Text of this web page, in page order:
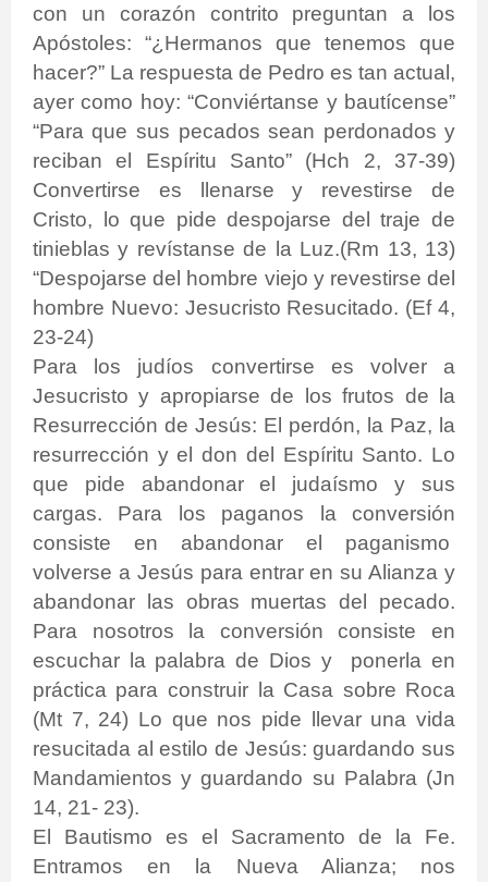
con un corazón contrito preguntan a los
Apóstoles: “¿Hermanos que tenemos que
hacer?” La respuesta de Pedro es tan actual,
ayer como hoy: “Conviértanse y bautícense”
“Para que sus pecados sean perdonados y
reciban el Espíritu Santo” (Hch 2, 37-39)
Convertirse es llenarse y revestirse de
Cristo, lo que pide despojarse del traje de
tinieblas y revístanse de la Luz.(Rm 13, 13)
“Despojarse del hombre viejo y revestirse del
hombre Nuevo: Jesucristo Resucitado. (Ef 4,
23-24)
Para los judíos convertirse es volver a
Jesucristo y apropiarse de los frutos de la
Resurrección de Jesús: El perdón, la Paz, la
resurrección y el don del Espíritu Santo. Lo
que pide abandonar el judaísmo y sus
cargas. Para los paganos la conversión
consiste en abandonar el paganismo
volverse a Jesús para entrar en su Alianza y
abandonar las obras muertas del pecado.
Para nosotros la conversión consiste en
escuchar la palabra de Dios y
ponerla en
práctica para construir la Casa sobre Roca
(Mt 7, 24) Lo que nos pide llevar una vida
resucitada al estilo de Jesús: guardando sus
Mandamientos y guardando su Palabra (Jn
14, 21- 23).
El Bautismo es el Sacramento de la Fe.
Entramos en la Nueva Alianza; nos